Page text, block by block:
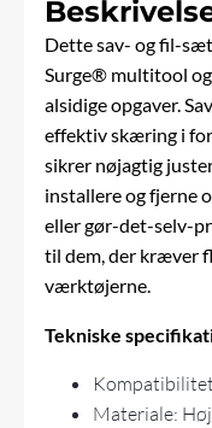
Dette sav- og fil-
Surge® multitool
alsidige opgaver.
effektiv skæring i
sikrer nøjagtig
installere og fjerne
eller gør-det-selv-
til dem, der kræver
værktøjerne.
Tekniske
Materiale: